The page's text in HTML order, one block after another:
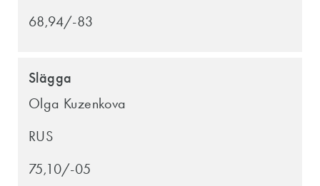
68,94/-83
Slägga
Olga Kuzenkova
RUS
75,10/-05